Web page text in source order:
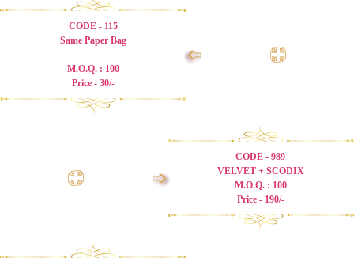
CODE - 115
Same Paper Bag
M.O.Q. : 100
Price - 30/-
➩
➩
CODE - 989
VELVET + SCODIX
M.O.Q. : 100
Price - 190/-